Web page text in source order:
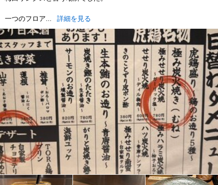
一つのフロア... 詳細を見る